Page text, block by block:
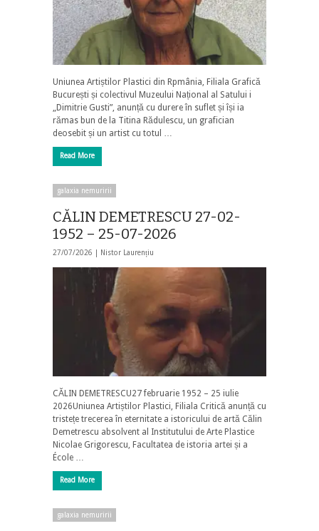
Uniunea Artiștilor Plastici din Rpmânia, Filiala Grafică
București și colectivul Muzeului Național al Satului i
„Dimitrie Gusti”, anunță cu durere în suflet și își ia
rămas bun de la Titina Rădulescu, un grafician
deosebit și un artist cu totul …
Read More
galaxia nemuririi
CĂLIN DEMETRESCU 27-02-
1952 – 25-07-2026
27/07/2026 | Nistor Laurențiu
CĂLIN DEMETRESCU27 februarie 1952 – 25 iulie
2026Uniunea Artiștilor Plastici, Filiala Critică anunță cu
tristețe trecerea în eternitate a istoricului de artă Călin
Demetrescu absolvent al Institutului de Arte Plastice
Nicolae Grigorescu, Facultatea de istoria artei și a
École …
Read More
galaxia nemuririi